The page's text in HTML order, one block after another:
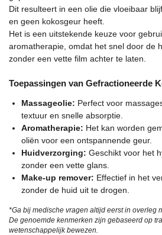
Dit resulteert in een olie die vloeibaar
en geen kokosgeur heeft.
Het is een uitstekende keuze voor
aromatherapie, omdat het snel door de
zonder een vette film achter te laten.
Toepassingen van Gefractioneerde
Massageolie: Perfect voor
textuur en snelle absorptie.
Aromatherapie: Het kan worden
oliën voor een ontspannende geur.
Huidverzorging: Geschikt voor het
zonder een vette glans.
Make-up remover: Effectief in het
zonder de huid uit te drogen.
*Ga bij medische vragen altijd eerst in overleg
De genoemde kenmerken zijn gebaseerd op
wetenschappelijk bewezen.